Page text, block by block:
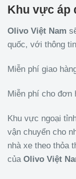
Khu vực áp
Olivo Việt Nam
quốc, với thông
Miễn phí giao
Miễn phí cho đơn
Khu vực ngoại
vận chuyển cho
nhà xe theo thỏa
của Olivo Việt